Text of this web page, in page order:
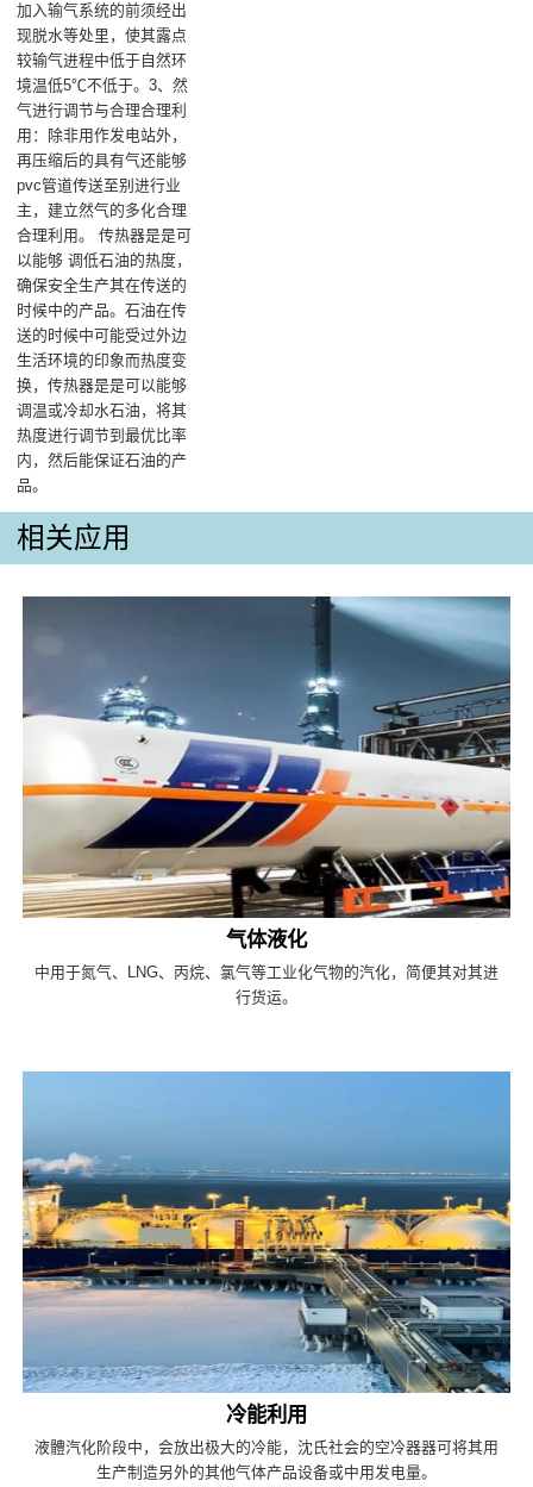
加入输气系统的前须经出
现脱水等处里，使其露点
较输气进程中低于自然环
境温低5℃不低于。3、然
气进行调节与合理合理利
用：除非用作发电站外，
再压缩后的具有气还能够
pvc管道传送至别进行业
主，建立然气的多化合理
合理利用。 传热器是是可
以能够 调低石油的热度，
确保安全生产其在传送的
时候中的产品。石油在传
送的时候中可能受过外边
生活环境的印象而热度变
换，传热器是是可以能够
调温或冷却水石油，将其
热度进行调节到最优比率
内，然后能保证石油的产
品‌。
相关应用
气体液化
中用于氮气、LNG、丙烷、氯气等工业化气物的汽化，简便其对其进
行货运。
冷能利用
液體汽化阶段中，会放出极大的冷能，沈氏社会的空冷器器可将其用
生产制造另外的其他气体产品设备或中用发电量。